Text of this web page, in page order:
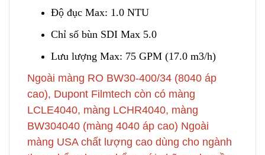
Độ đục Max: 1.0 NTU
Chỉ số bùn SDI Max 5.0
Lưu lượng Max: 75 GPM (17.0 m3/h)
Ngoài màng RO BW30-400/34 (8040 áp
cao), Dupont Filmtech còn có màng
LCLE4040, màng LCHR4040, màng
BW304040 (màng 4040 áp cao) Ngoài
màng USA chất lượng cao dùng cho ngành